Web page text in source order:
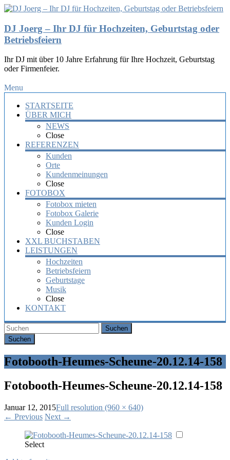
DJ Joerg – Ihr DJ für Hochzeiten, Geburtstag oder
Betriebsfeiern
Ihr DJ mit über 10 Jahre Erfahrung für Ihre Hochzeit, Geburtstag
oder Firmenfeier.
Menu
STARTSEITE
ÜBER MICH
NEWS
Close
REFERENZEN
Kunden
Orte
Kundenmeinungen
Close
FOTOBOX
Fotobox mieten
Fotobox Galerie
Kunden Login
Close
XXL BUCHSTABEN
LEISTUNGEN
Hochzeiten
Betriebsfeiern
Geburtstage
Musik
Close
KONTAKT
Suchen
Fotobooth-Heumes-Scheune-20.12.14-158
Fotobooth-Heumes-Scheune-20.12.14-158
Januar 12, 2015Full resolution (960 × 640)
← Previous Next →
Select